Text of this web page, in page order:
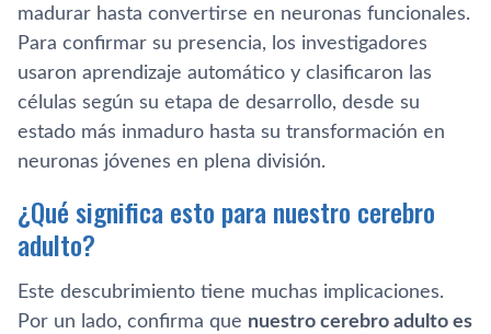
madurar hasta convertirse en neuronas funcionales.
Para confirmar su presencia, los investigadores
usaron aprendizaje automático y clasificaron las
células según su etapa de desarrollo, desde su
estado más inmaduro hasta su transformación en
neuronas jóvenes en plena división.
¿Qué significa esto para nuestro cerebro
adulto?
Este descubrimiento tiene muchas implicaciones.
Por un lado, confirma que nuestro cerebro adulto es